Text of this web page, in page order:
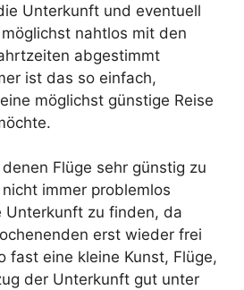
Unterkunft und eventuell
nahtlos mit den
abgestimmt
ist das so einfach,
möglichst günstige Reise
Flüge sehr günstig zu
immer problemlos
Unterkunft zu finden, da
erst wieder frei
fast eine kleine Kunst, Flüge,
der Unterkunft gut unter